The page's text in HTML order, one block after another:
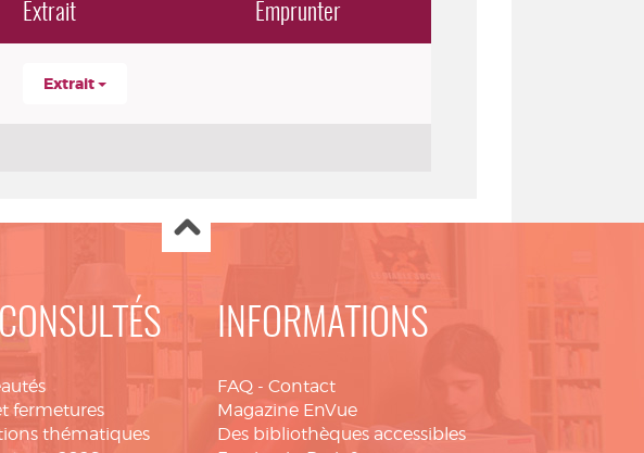
Extrait Emprunter
Extrait
fermetures
thématiques
INFORMATIONS
FAQ - Contact
Magazine EnVue
Des bibliothèques accessibles